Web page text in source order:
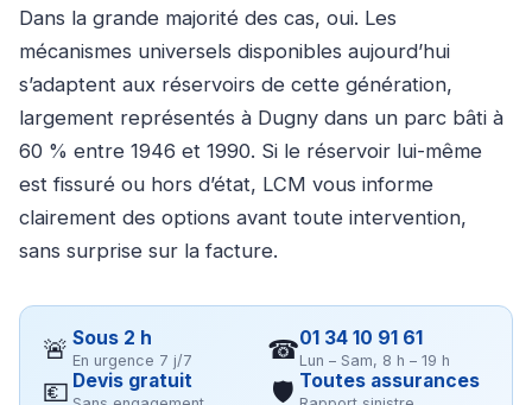
Dans la grande majorité des cas, oui. Les
mécanismes universels disponibles aujourd’hui
s’adaptent aux réservoirs de cette génération,
largement représentés à Dugny dans un parc bâti à
60 % entre 1946 et 1990. Si le réservoir lui-même
est fissuré ou hors d’état, LCM vous informe
clairement des options avant toute intervention,
sans surprise sur la facture.
🚨 Sous 2 h
En urgence 7 j/7 ☎01 34 10 91 61
Lun – Sam, 8 h – 19 h
💶 Devis gratuit 🛡 Toutes assurances